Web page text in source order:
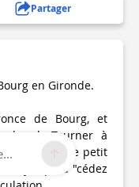
Partager
en Gironde.
de Bourg, et
Tourner à
Traverser le petit
jusqu’au "cédez